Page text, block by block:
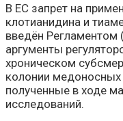
В ЕС запрет на
клотианидина и
введён
аргументы
хроническом
колонии
полученные в ходе
исследований.